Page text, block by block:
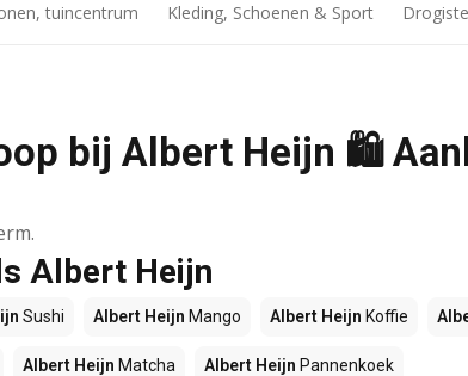
tuincentrum Kleding, Schoenen & Sport
bij Albert Heijn 🛍️
Albert Heijn
Sushi Albert Heijn Mango Albert Heijn Koffie
Albert Heijn Matcha Albert Heijn Pannenkoek